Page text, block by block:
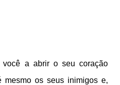
você a abrir o seu coração
mesmo os seus inimigos e,